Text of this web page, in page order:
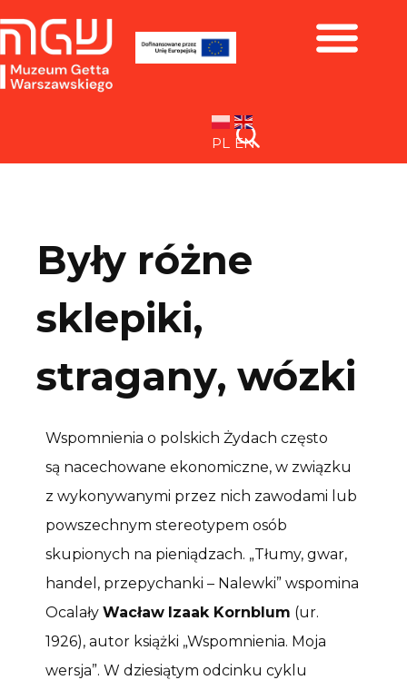
PL EN
Były różne
sklepiki,
stragany, wózki
Wspomnienia o polskich Żydach często
są nacechowane ekonomiczne, w związku
z wykonywanymi przez nich zawodami lub
powszechnym stereotypem osób
skupionych na pieniądzach. „Tłumy, gwar,
handel, przepychanki – Nalewki” wspomina
Ocalały Wacław Izaak Kornblum (ur.
1926), autor książki „Wspomnienia. Moja
wersja”. W dziesiątym odcinku cyklu